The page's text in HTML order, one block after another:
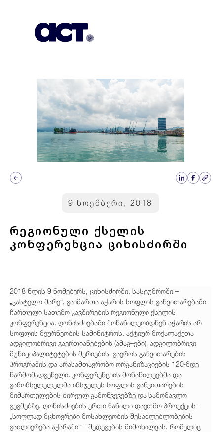
9 ნოემბერი, 2018
რეგიონული ქსელის
კონფერენცია ციხისძირში
2018 წლის 9 ნომებერს, ციხისძირში, სასტუმროში –
„კასტელო მარე“, გაიმართა აჭარის სოფლის განვითარებაში
ჩართული სათემო კავშირების რეგიონული ქსელის
კონფერენცია. ღონისძიებაში მონაწილეობდნენ აჭარის არ
სოფლის მეურნეობის სამინიტროს, აქტიურ მოქალაქეთა
ადგილობრივი გაერთიანებების (ამაგ–ები), ადგილობრივი
მუნიციპალიტეტების მერიების, გაეროს განვითარების
პროგრამის და არასამთავრობო ორგანიზაციების 120-მდე
წარმომადგენელი. კონფერენციის მონაწილეებმა და
გამომსვლელელმა იმსჯელეს სოფლის განვითარების
მიმართულების ძირეულ გამოწვევებზე და სამომავლო
გეგმებზე. ღონისძიების ერთი ნაწილი დაეთმო პროექტის –
„სოფლად მცხოვრები მოსახლეობის შესაძლებლობების
გაძლიერება აჭარაში“ – შედეგების მიმოხილვას, რომელიც